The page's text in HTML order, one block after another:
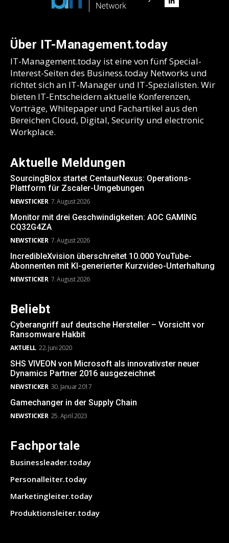
Über IT-Management.today
IT-Management.today ist eine von fünf Special-
Interest-Seiten des Business.today Networks und
richtet sich an IT-Manager und IT-Spezialisten. Wir
bieten IT-Entscheidern aktuelle Konferenzen,
Vorträge, Whitepaper und Fachartikel aus den
Bereichen Cloud, Digital, Security und electronic
Workplace.
Aktuelle Meldungen
SourcingBlox startet CentaurNexus: Operations-
Plattform für Zscaler-Umgebungen
NEWSTICKER 7. August 2026
Monitor mit drei Geschwindigkeiten: AOC GAMING
CQ32G4ZA
NEWSTICKER 7. August 2026
IncredibleXvision überschreitet 10.000 YouTube-
Abonnenten mit KI-generierter Kurzvideo-Unterhaltung
NEWSTICKER 7. August 2026
Beliebt
Cyberangriff auf deutsche Hersteller – Vorsicht vor
Ransomware Hakbit
AKTUELL 22. Juni 2020
SHS VIVEON von Microsoft als innovativster neuer
Dynamics Partner 2016 ausgezeichnet
NEWSTICKER 30. Januar 2017
Gamechanger in der Supply Chain
NEWSTICKER 25. April 2023
Fachportale
Businessleader.today
Personalleiter.today
Marketingleiter.today
Produktionsleiter.today